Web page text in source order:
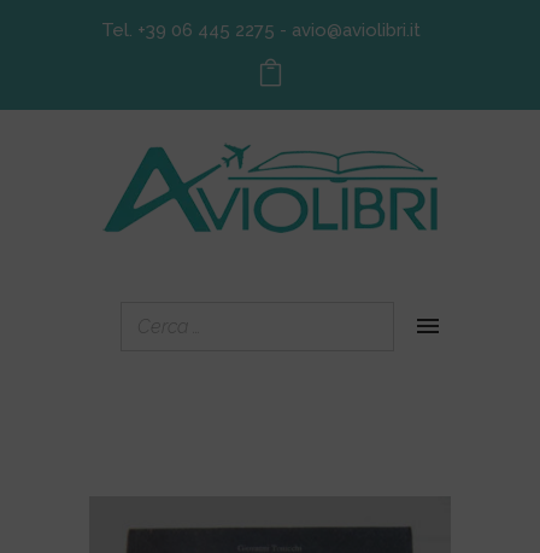
Tel. +39 06 445 2275 - avio@aviolibri.it